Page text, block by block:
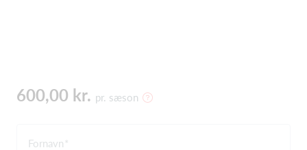
600,00 kr. pr. sæson
Fornavn